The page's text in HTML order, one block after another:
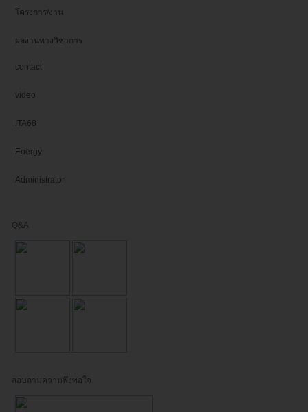
โครงการ/งาน
ผลงานทางวิชาการ
contact
video
ITA68
Energy
Administrator
Q&A
สอบถามความพึงพอใจ